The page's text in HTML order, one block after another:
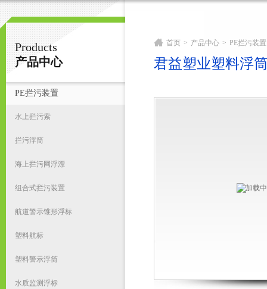
宁波君益塑业有限公司
Products
产品中心
PE拦污装置
水上拦污索
拦污浮筒
海上拦污网浮漂
组合式拦污装置
航道警示锥形浮标
塑料航标
塑料警示浮筒
水质监测浮标
首页 > 产品中心 > PE拦污装置
君益塑业塑料浮